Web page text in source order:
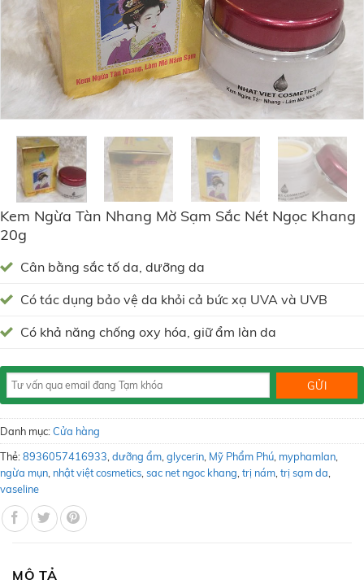
Kem Ngừa Tàn Nhang Mờ Sạm Sắc Nét Ngọc Khang
20g
Cân bằng sắc tố da, dưỡng da
Có tác dụng bảo vệ da khỏi cả bức xạ UVA và UVB
Có khả năng chống oxy hóa, giữ ẩm làn da
Danh mục:Cửa hàng
Thẻ:8936057416933 dưỡng ẩm glycerin Mỹ Phẩm Phú myphamlan
ngừa mụn nhật việt cosmetics sac net ngoc khang trị nám trị sạm da
vaseline
MÔ TẢ